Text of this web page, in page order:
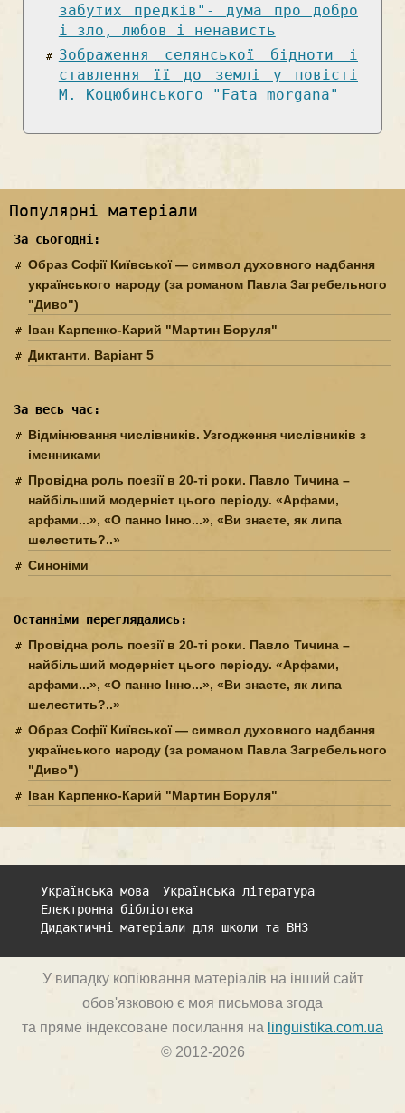
забутих предків"- дума про добро
і зло, любов і ненависть
Зображення селянської бідноти і
ставлення її до землі у повісті
М. Коцюбинського "Fata morgana"
Популярні матеріали
За сьогодні:
Образ Софії Київської — символ духовного надбання
українського народу (за романом Павла Загребельного
"Диво")
Іван Карпенко-Карий "Мартин Боруля"
Диктанти. Варіант 5
За весь час:
Відмінювання числівників. Узгодження числівників з
іменниками
Провідна роль поезії в 20-ті роки. Павло Тичина –
найбільший модерніст цього періоду. «Арфами,
арфами...», «О панно Інно...», «Ви знаєте, як липа
шелестить?..»
Синоніми
Останніми переглядались:
Провідна роль поезії в 20-ті роки. Павло Тичина –
найбільший модерніст цього періоду. «Арфами,
арфами...», «О панно Інно...», «Ви знаєте, як липа
шелестить?..»
Образ Софії Київської — символ духовного надбання
українського народу (за романом Павла Загребельного
"Диво")
Іван Карпенко-Карий "Мартин Боруля"
Українська мова
Українська література
Електронна бібліотека
Дидактичні матеріали для школи та ВНЗ
У випадку копіювання матеріалів на інший сайт
обов'язковою є моя письмова згода
та пряме індексоване посилання на linguistika.com.ua
© 2012-2026